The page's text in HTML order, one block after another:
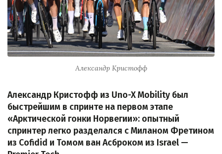
Александр Кристофф
Александр Кристофф из Uno-X Mobility был
быстрейшим в спринте на первом этапе
«Арктической гонки Норвегии»: опытный
спринтер легко разделался с Миланом Фретином
из Cofidid и Томом ван Асброком из Israel —